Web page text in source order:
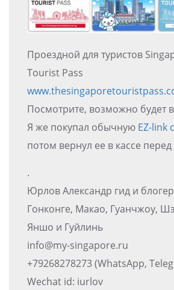
Проездной для туристов
Tourist Pass
Посмотрите, возможно будет
Я же покупал обычную EZ-link
потом вернул ее в кассе
.
Юрлов Александр гид и
Гонконге, Макао, Гуанчжоу,
Яншо и Гуйлинь
info@my-singapore.ru
+79268278273 (WhatsApp,
Wechat id: iurlov